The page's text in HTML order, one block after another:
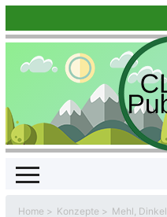
Home Konzepte Mehl, Dinkel